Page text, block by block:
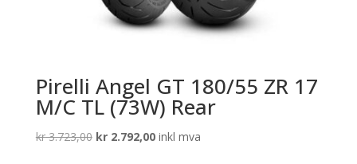
Pirelli Angel GT 180/55 ZR 17
M/C TL (73W) Rear
kr3.723,00 Opprinnelig
kr2.792,00Nåværende
inkl mva